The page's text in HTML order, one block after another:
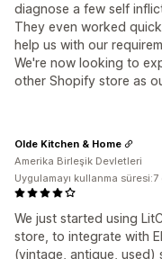
diagnose a few self
They even worked
help us with our
We're now looking to
other Shopify store as
We just started using
store, to integrate with
(vintage, antique, used)
Olde Kitchen & Home
Amerika Birleşik Devletleri
Uygulamayı kullanma süresi:7